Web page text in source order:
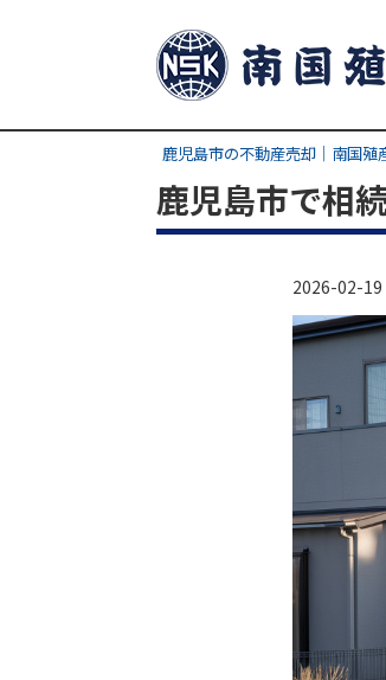
鹿児島市の不動産売却｜南国殖
鹿児島市で相
2026-02-19